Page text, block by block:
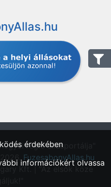
régió állásportálja"
FuzesabonyAllas.hu
Kft. | "Az elsők közé
érdekében
információkért olvassa